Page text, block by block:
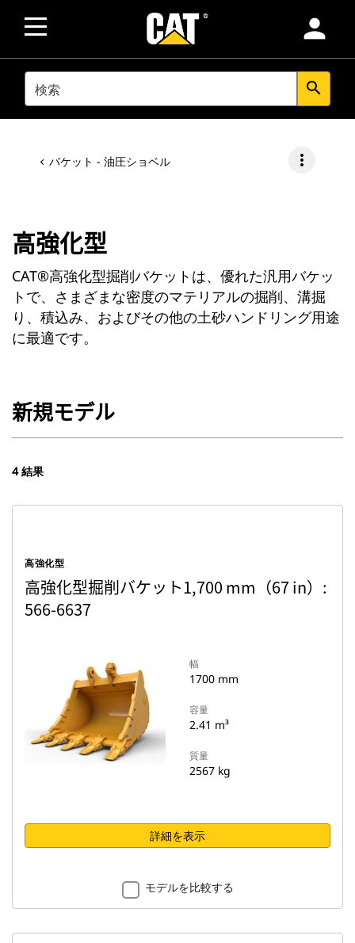
person
SEARCH search
バケット - 油圧ショベル more_vert
高強化型
CAT®高強化型掘削バケットは、優れた汎用バケッ
トで、さまざまな密度のマテリアルの掘削、溝掘
り、積込み、およびその他の土砂ハンドリング用途
に最適です。
新規モデル
4 結果
高強化型
高強化型掘削バケット1,700 mm（67 in）:
566-6637
幅
1700 mm
容量
2.41 m³
質量
2567 kg
詳細を表示
モデルを比較する